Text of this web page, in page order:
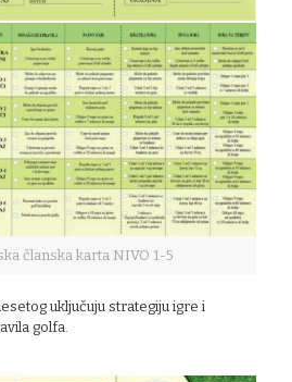
članska karta NIVO 1-5
uključuju strategiju igre i
golfa.